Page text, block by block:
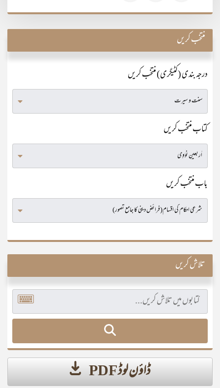
منتخب کریں
درجہ بندی (کٹیگری) منتخب کریں
کتاب منتخب کریں
باب منتخب کریں
تلاش کریں
ڈاؤن لوڈ PDF